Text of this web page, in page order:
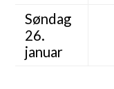
Søndag
26.
januar